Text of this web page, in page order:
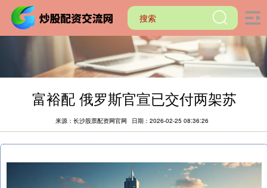
富裕配 俄罗斯官宣已交付两架苏
来源：长沙股票配资网官网 日期：2026-02-25 08:36:26